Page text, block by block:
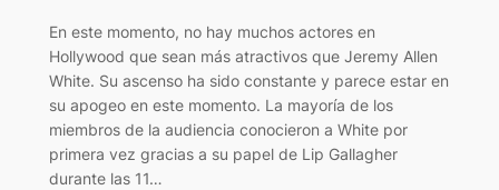
En este momento, no hay muchos actores en
Hollywood que sean más atractivos que Jeremy Allen
White. Su ascenso ha sido constante y parece estar en
su apogeo en este momento. La mayoría de los
miembros de la audiencia conocieron a White por
primera vez gracias a su papel de Lip Gallagher
durante las 11…